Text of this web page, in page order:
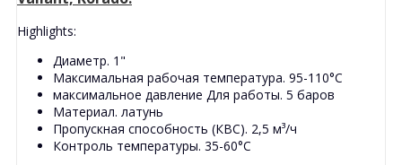
Highlights:
Диаметр. 1"
Максимальная рабочая температура. 95-110°С
максимальное давление Для работы. 5 баров
Материал. латунь
Пропускная способность (КВС). 2,5 м³/ч
Контроль температуры. 35-60°С